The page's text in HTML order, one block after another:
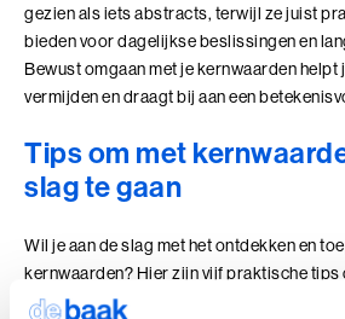
Jouw Kracht in Culturele Diversiteit
Leiden van Veranderingen
Leiderschap door Vrouwen
Leiderschap en Reflectie in de Publieke
gezien als iets abstracts, terwijl ze juist
bieden voor dagelijkse beslissingen en
Bewust omgaan met je kernwaarden helpt
vermijden en draagt bij aan een
Tips om met
slag te gaan
Wil je aan de slag met het ontdekken en
kernwaarden? Hier zijn vijf praktische tips